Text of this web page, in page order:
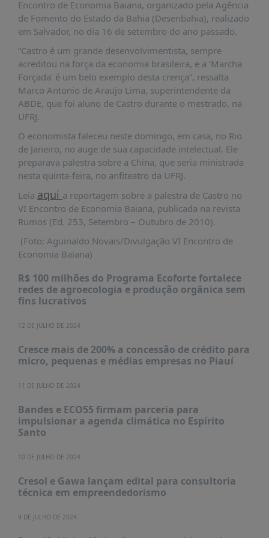
DADOS
FRENTE
PARLAMENTAR
SOBRE
A
FRENTE
MATERIAIS
INFORMAÇÕES
CURSOS
EVENTOS
INSCRIÇÕES
MATERIAIS
DISPONÍVEIS
PUBLICAÇÕES
REVISTA
RUMOS
LIVROS
ESTUDOS
NOTÍCIAS
PRÊMIO
BID
PRÊMIO
DE
SABER
Encontro de Economia Baiana, organizado pela Agência
de Fomento do Estado da Bahia (Desenbahia), realizado
em Salvador, no dia 16 de setembro do ano passado.
“Castro é um grande desenvolvimentista, sempre
acreditou na força da economia brasileira, e a ‘Marcha
Forçada’ é um belo exemplo desta crença”, ressalta
Marco Antonio de Araujo Lima, superintendente da
ABDE, que foi aluno de Castro durante o mestrado, na
UFRJ.
O economista faleceu neste domingo, em casa, no Rio
de Janeiro, no auge de sua capacidade intelectual. Ele
preparava palestra sobre a China, que seria ministrada
nesta quinta-feira, no anfiteatro da UFRJ.
Leia aqui a reportagem sobre a palestra de Castro no
VI Encontro de Economia Baiana, publicada na revista
Rumos (Ed. 253, Setembro – Outubro de 2010).
(Foto: Aguinaldo Novais/Divulgação VI Encontro de
Economia Baiana)
R$ 100 milhões do Programa Ecoforte fortalece
redes de agroecologia e produção orgânica sem
fins lucrativos
12 DE JULHO DE 2024
Cresce mais de 200% a concessão de crédito para
micro, pequenas e médias empresas no Piauí
11 DE JULHO DE 2024
Bandes e ECO55 firmam parceria para
impulsionar a agenda climática no Espírito
Santo
10 DE JULHO DE 2024
Cresol e Gawa lançam edital para consultoria
técnica em empreendedorismo
9 DE JULHO DE 2024